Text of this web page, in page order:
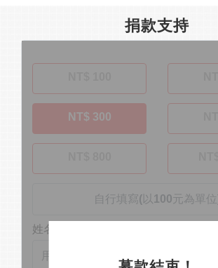
捐款支持
NT$ 300
姓名